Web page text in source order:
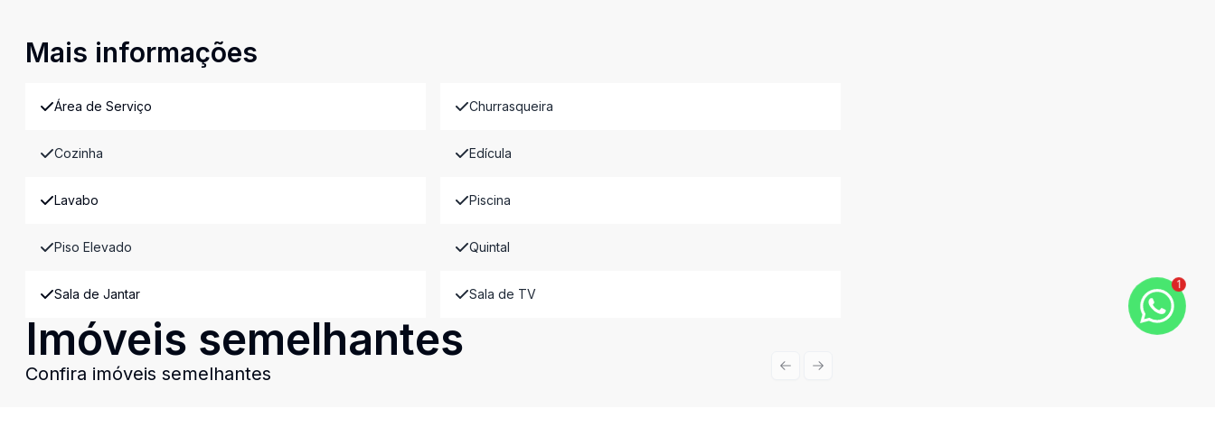
Mais informações
Área de Serviço Churrasqueira
Cozinha Edícula
Lavabo Piscina
Piso Elevado Quintal
Sala de Jantar Sala de TV
Imóveis semelhantes
Confira imóveis semelhantes Previous slide
Next slide
1